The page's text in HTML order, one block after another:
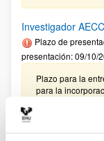
Investigador
Plazo de
presentación: 09/10/
Plazo para la
para la
CONVOCATORIA